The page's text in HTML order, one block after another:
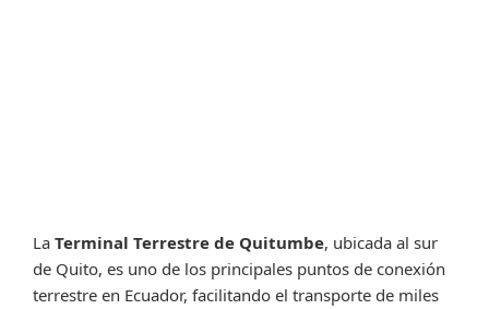
La Terminal Terrestre de Quitumbe, ubicada al sur
de Quito, es uno de los principales puntos de conexión
terrestre en Ecuador, facilitando el transporte de miles